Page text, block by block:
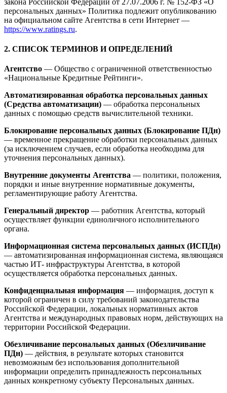
персональных данных» Политика подлежит опубликованию
на официальном сайте Агентства в сети Интернет —
https://www.ratings.ru.
2. СПИСОК ТЕРМИНОВ И ОПРЕДЕЛЕНИЙ
Агентство — Общество с ограниченной ответственностью
«Национальные Кредитные Рейтинги».
Автоматизированная обработка персональных данных
(Средства автоматизации) — обработка персональных
данных с помощью средств вычислительной техники.
Блокирование персональных данных (Блокирование ПДн)
— временное прекращение обработки персональных данных
(за исключением случаев, если обработка необходима для
уточнения персональных данных).
Внутренние документы Агентства — политики, положения,
порядки и иные внутренние нормативные документы,
регламентирующие работу Агентства.
Генеральный директор — работник Агентства, который
осуществляет функции единоличного исполнительного
органа.
Информационная система персональных данных (ИСПДн)
— автоматизированная информационная система, являющаяся
частью ИТ- инфраструктуры Агентства, в которой
осуществляется обработка персональных данных.
Конфиденциальная информация — информация, доступ к
которой ограничен в силу требований законодательства
Российской Федерации, локальных нормативных актов
Агентства и международных правовых норм, действующих на
территории Российской Федерации.
Обезличивание персональных данных (Обезличивание
ПДн) — действия, в результате которых становится
невозможным без использования дополнительной
информации определить принадлежность персональных
данных конкретному субъекту Персональных данных.